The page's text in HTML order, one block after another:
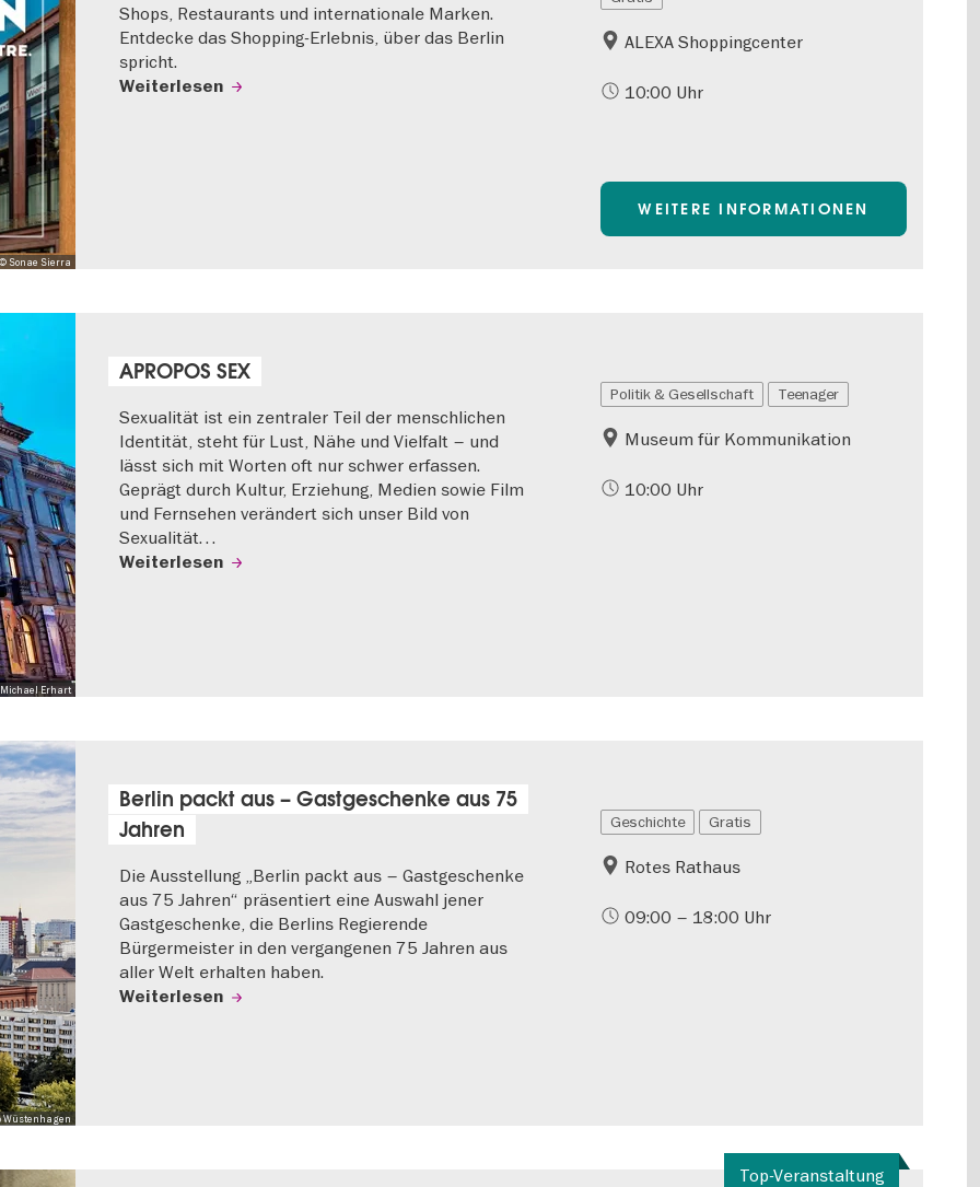
© Sonae Sierra
Shops, Restaurants und internationale Marken.
Entdecke das Shopping-Erlebnis, über das Berlin
spricht.
Weiterlesen
ALEXA Shoppingcenter
10:00 Uhr
WEITERE INFORMATIONEN
Erhart
APROPOS SEX
Sexualität ist ein zentraler Teil der menschlichen
Identität, steht für Lust, Nähe und Vielfalt – und
lässt sich mit Worten oft nur schwer erfassen.
Geprägt durch Kultur, Erziehung, Medien sowie Film
und Fernsehen verändert sich unser Bild von
Sexualität…
Weiterlesen
Politik & Gesellschaft Teenager
Museum für Kommunikation
10:00 Uhr
Wüstenhagen
Berlin packt aus – Gastgeschenke aus 75
Jahren
Die Ausstellung „Berlin packt aus – Gastgeschenke
aus 75 Jahren“ präsentiert eine Auswahl jener
Gastgeschenke, die Berlins Regierende
Bürgermeister in den vergangenen 75 Jahren aus
aller Welt erhalten haben.
Weiterlesen
Geschichte Gratis
Rotes Rathaus
09:00 – 18:00 Uhr
Top-Veranstaltung